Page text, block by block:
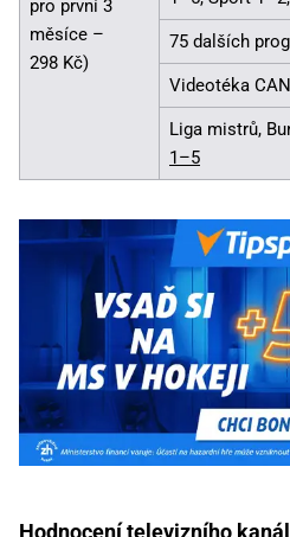
pro první 3
měsíce –
298 Kč)
75 dalších
Videotéka
Liga mistrů,
1–5
Hodnocení televizního